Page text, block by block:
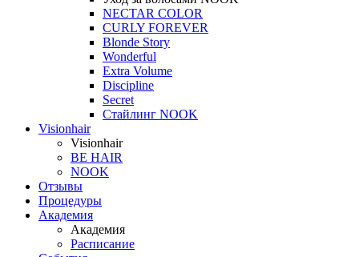
NECTAR COLOR
CURLY FOREVER
Blonde Story
Wonderful
Extra Volume
Discipline
Secret
Стайлинг NOOK
Visionhair
Visionhair
BE HAIR
NOOK
Отзывы
Процедуры
Академия
Академия
Расписание